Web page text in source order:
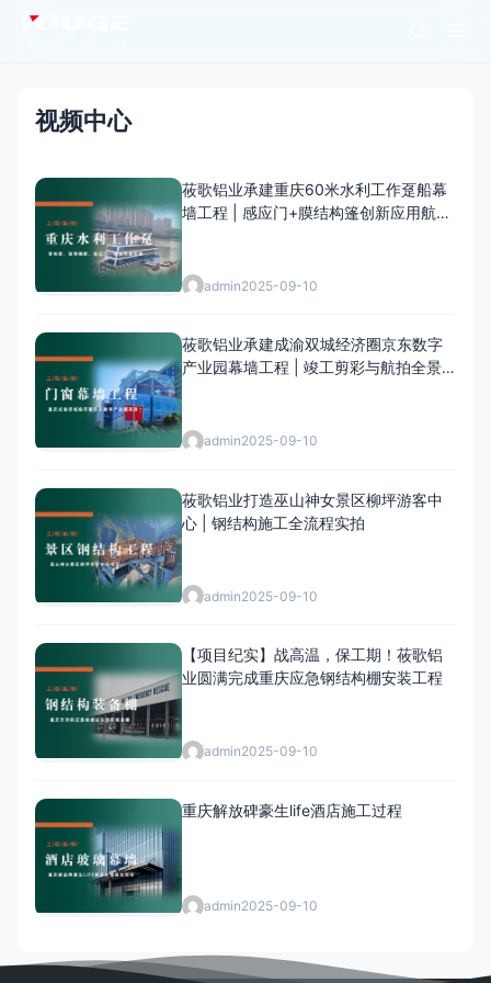
视频中心
莜歌铝业承建重庆60米水利工作趸船幕
墙工程 | 感应门+膜结构篷创新应用航拍
admin2025-09-10
莜歌铝业承建成渝双城经济圈京东数字
产业园幕墙工程 | 竣工剪彩与航拍全景
admin2025-09-10
莜歌铝业打造巫山神女景区柳坪游客中
心 | 钢结构施工全流程实拍
admin2025-09-10
【项目纪实】战高温，保工期！莜歌铝
业圆满完成重庆应急钢结构棚安装工程
admin2025-09-10
重庆解放碑豪生life酒店施工过程
admin2025-09-10